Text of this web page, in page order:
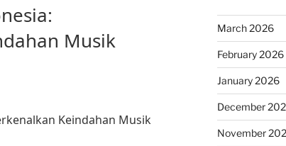
Musik
Keindahan Musik
March 2026
February 2026
January 2026
December
November